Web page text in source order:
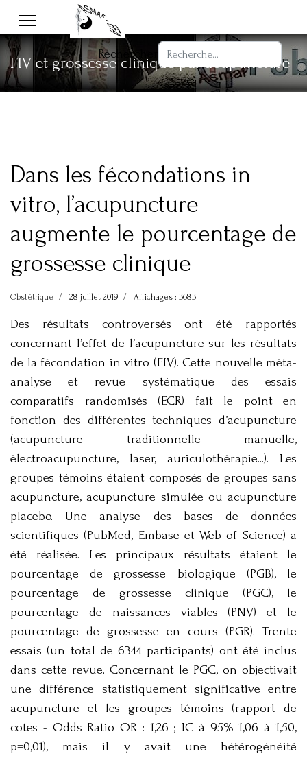
Rechercher
FIV et grossesse clinique par acupuncture
Dans les fécondations in
vitro, l’acupuncture
augmente le pourcentage de
grossesse clinique
Obstétrique 28 juillet 2019 Affichages : 3683
Des résultats controversés ont été rapportés
concernant l’effet de l’acupuncture sur les résultats
de la fécondation in vitro (FIV). Cette nouvelle méta-
analyse et revue systématique des essais
comparatifs randomisés (ECR) fait le point en
fonction des différentes techniques d’acupuncture
(acupuncture traditionnelle manuelle,
électroacupuncture, laser, auriculothérapie...). Les
groupes témoins étaient composés de groupes sans
acupuncture, acupuncture simulée ou acupuncture
placebo. Une analyse des bases de données
scientifiques (PubMed, Embase et Web of Science) a
été réalisée. Les principaux résultats étaient le
pourcentage de grossesse biologique (PGB), le
pourcentage de grossesse clinique (PGC), le
pourcentage de naissances viables (PNV) et le
pourcentage de grossesse en cours (PGR). Trente
essais (un total de 6344 participants) ont été inclus
dans cette revue. Concernant le PGC, on objectivait
une différence statistiquement significative entre
acupuncture et les groupes témoins (rapport de
cotes - Odds Ratio OR : 1,26 ; IC à 95% 1,06 à 1,50,
p=0,01), mais il y avait une hétérogénéité